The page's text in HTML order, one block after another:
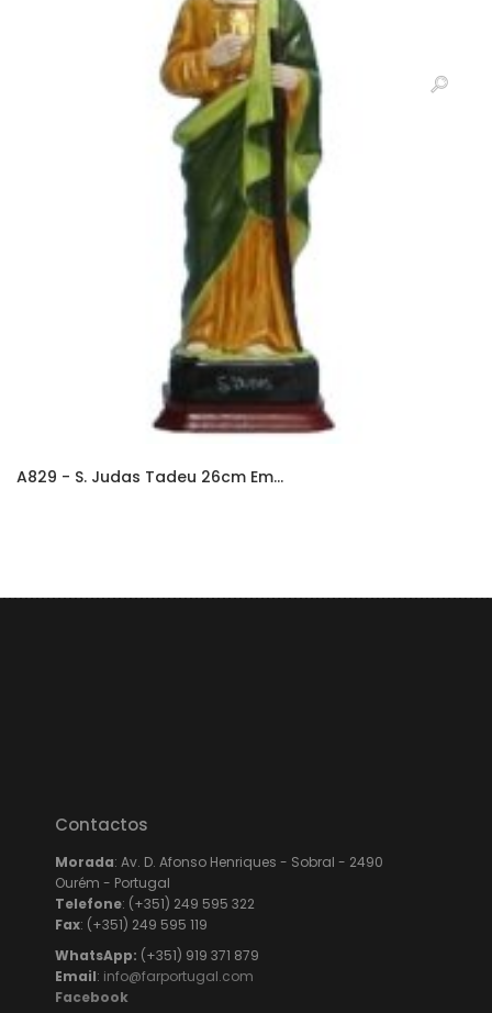
A829 - S. Judas Tadeu 26cm Em...
Contactos
Morada: Av. D. Afonso Henriques - Sobral - 2490
Ourém - Portugal
Telefone: (+351) 249 595 322
Fax: (+351) 249 595 119
WhatsApp: (+351) 919 371 879
Email: info@farportugal.com
Facebook